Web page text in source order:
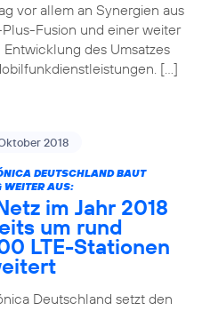
vor allem an Synergien aus
Fusion und einer weiter
des Umsatzes
[…]
2018
DEUTSCHLAND BAUT
WEITER AUS:
im Jahr 2018
um rund
LTE-Stationen
Deutschland setzt den